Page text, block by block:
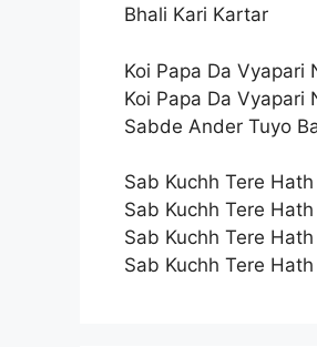
Bhali Kari Kartar
Koi Papa Da Vyapari
Koi Papa Da Vyapari
Sabde Ander Tuyo
Sab Kuchh Tere
Sab Kuchh Tere Hath
Sab Kuchh Tere
Sab Kuchh Tere Hath